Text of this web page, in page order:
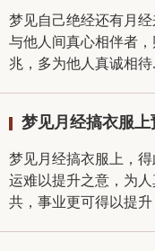
梦见自己绝经还有月
与他人间真心相伴者
兆，多为他人真诚相待
梦见月经搞衣服
梦见月经搞衣服上，
运难以提升之意，为
共，事业更可得以提升